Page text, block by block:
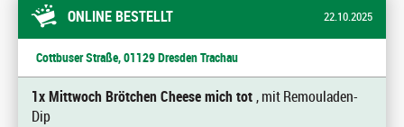
ONLINE BESTELLT 22.10.2025
Cottbuser Straße, 01129 Dresden Trachau
1x Mittwoch Brötchen Cheese mich tot, mit Remouladen-
Dip